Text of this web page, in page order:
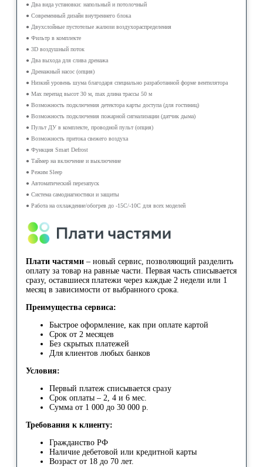
● Два вида установки: напольный и потолочный
● Современный дизайн внутреннего блока
● Двухслойные пустотелые жалюзи воздухораспределения
● Фильтр в комплекте
● 3D воздушный поток
● Два выхода для слива дренажа
● Дренажный насос (опция)
● Низкий уровень шума благодаря специально разработанной форме вентилятора
● Max перепад высот 30 м, max длина трассы 50 м
● Возможность подключения детектора карты доступа (для гостиниц)
● Возможность подключения пожарной сигнализации (датчик дыма)
● Пульт ДУ в комплекте, проводной пульт (опция)
● Возможность притока свежего воздуха
● Функция Smart Defrost
● Таймер на включение и выключение
● Режим Sleep
● Автоматический перезапуск
● Система самодиагностики и защиты
● Работа на охлаждение/обогрев до -15С/-10С для всех моделей
Плати частями – новый сервис, позволяющий разделить
оплату за товар на равные части. Первая часть списывается
сразу, оставшиеся платежи через каждые 2 недели или 1
месяц в зависимости от выбранного срока.
Преимущества сервиса:
Быстрое оформление, как при оплате картой
Срок от 2 месяцев
Без скрытых платежей
Для клиентов любых банков
Условия:
Первый платеж списывается сразу
Срок оплаты – 2, 4 и 6 мес.
Сумма от 1 000 до 30 000 р.
Требования к клиенту:
Гражданство РФ
Наличие дебетовой или кредитной карты
Возраст от 18 до 70 лет.